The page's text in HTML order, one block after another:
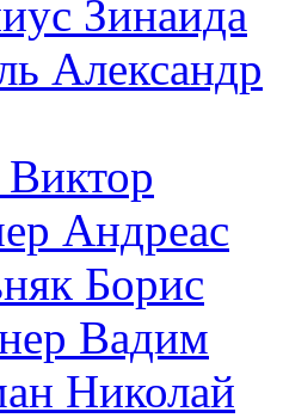
Зинаида
Александр
Андреас
Борис
Вадим
Николай